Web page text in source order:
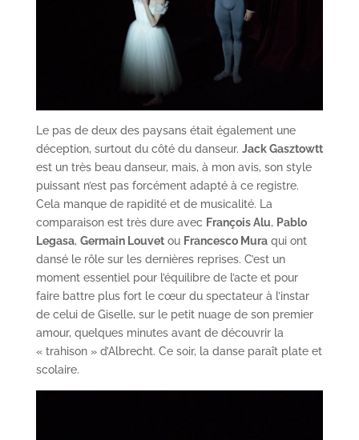
Le pas de deux des paysans était également une
déception, surtout du côté du danseur. Jack Gasztowtt
est un très beau danseur, mais, à mon avis, son style
puissant n’est pas forcément adapté à ce registre.
Cela manque de rapidité et de musicalité. La
comparaison est très dure avec François Alu, Pablo
Legasa, Germain Louvetou Francesco Muraqui ont
dansé le rôle sur les dernières reprises. C’est un
moment essentiel pour l’équilibre de l’acte et pour
faire battre plus fort le cœur du spectateur à l’instar
de celui de Giselle, sur le petit nuage de son premier
amour, quelques minutes avant de découvrir la
« trahison » d’Albrecht. Ce soir, la danse paraît plate et
scolaire.